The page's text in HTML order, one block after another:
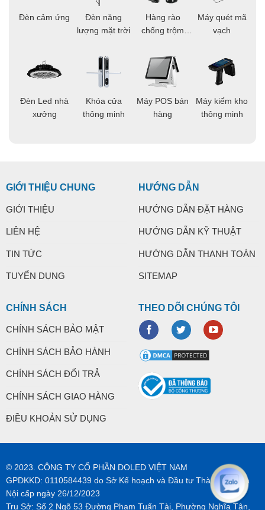
Đèn cảm ứng
Đèn Led nhà
xưởng
Đèn năng
lượng mặt trời
Khóa cửa
thông minh
Hàng rào
chống trộm
Máy POS bán
hàng
Máy quét mã
vạch
Máy kiểm kho
thông minh
GIỚI THIỆU CHUNG
GIỚI THIỆU
LIÊN HỆ
TIN TỨC
TUYỂN DỤNG
HƯỚNG DẪN
HƯỚNG DẪN ĐẶT HÀNG
HƯỚNG DẪN KỸ THUẬT
HƯỚNG DẪN THANH TOÁN
SITEMAP
CHÍNH SÁCH
CHÍNH SÁCH BẢO MẬT
CHÍNH SÁCH BẢO HÀNH
CHÍNH SÁCH ĐỔI TRẢ
CHÍNH SÁCH GIAO HÀNG
ĐIỀU KHOẢN SỬ DỤNG
THEO DÕI CHÚNG TÔI
© 2023. CÔNG TY CỔ PHẦN DOLED VIỆT NAM
GPDKKD: 0110584439 do Sở Kế hoạch và Đầu tư Thành phố Hà
Nội cấp ngày 26/12/2023
Trụ Sở: Số 2 Ngõ 53 Đường Phạm Tuấn Tài, Phường Nghĩa Tân,